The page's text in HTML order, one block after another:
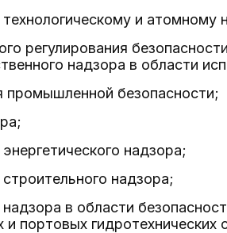
и атомному
регулирования
надзора в области
промышленной безопасности;
надзора;
надзора;
в области
портовых гидротехнических